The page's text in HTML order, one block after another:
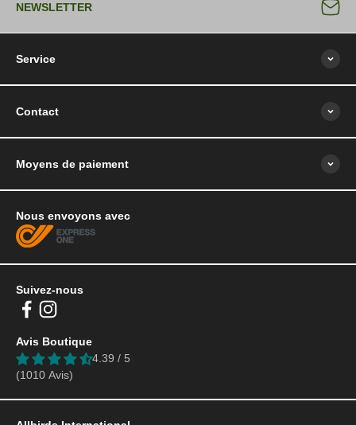
NEWSLETTER
Service
Contact
Suivez-nous
Avis Boutique
4.39 / 5
(1010 Avis)
Nous envoyons avec
Moyens de paiement